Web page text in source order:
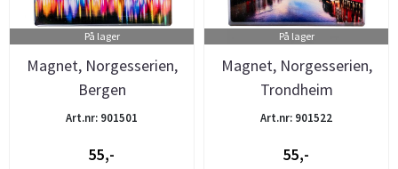
På lager
Magnet, Norgesserien,
Bergen
Art.nr: 901501
55,-
På lager
Magnet, Norgesserien,
Trondheim
Art.nr: 901522
55,-